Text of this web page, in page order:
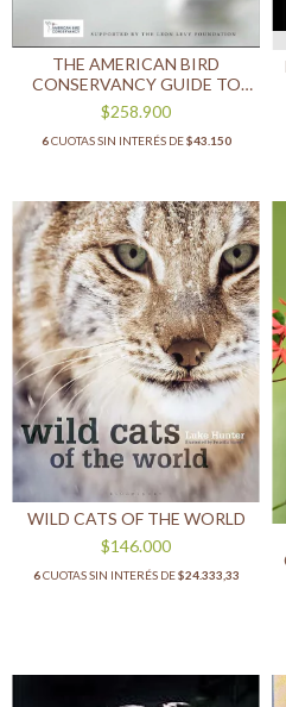
THE AMERICAN BIRD
CONSERVANCY GUIDE TO
BIRD CONSERVATION
$258.900
6CUOTAS SIN INTERÉS DE$43.150
WILD CATS OF THE WORLD
$146.000
6CUOTAS SIN INTERÉS DE$24.333,33